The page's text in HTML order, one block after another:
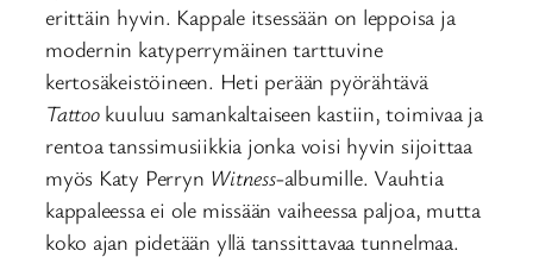
erittäin hyvin. Kappale itsessään on leppoisa ja
modernin katyperrymäinen tarttuvine
kertosäkeistöineen. Heti perään pyörähtävä
Tattookuuluu samankaltaiseen kastiin, toimivaa ja
rentoa tanssimusiikkia jonka voisi hyvin sijoittaa
myös Katy Perryn Witness-albumille. Vauhtia
kappaleessa ei ole missään vaiheessa paljoa, mutta
koko ajan pidetään yllä tanssittavaa tunnelmaa.